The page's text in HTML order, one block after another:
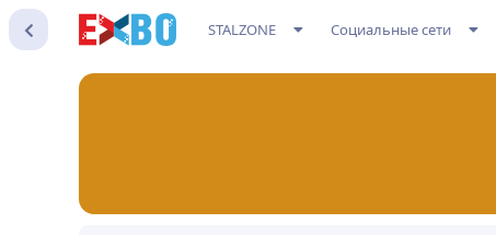
STALZONE Социальные сети